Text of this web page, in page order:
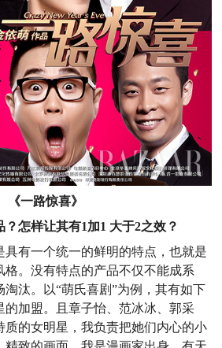
《一路惊喜》
怎样让其有1加1 大于2之效？
具有一个统一的鲜明的特点，也就是
格。没有特点的产品不仅不能成系
汰。以“萌氏喜剧”为例，其有如下
的加盟。且章子怡、范冰冰、郭采
质的女明星，我负责把她们内心的小